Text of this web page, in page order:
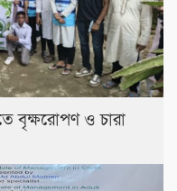
বৃক্ষরোপণ ও চারা